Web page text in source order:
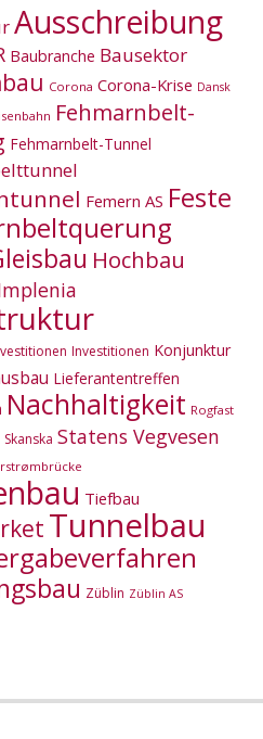
Ausschreibung
Baubranche Bausektor
Corona Corona-Krise Dansk
Fehmarnbelt-
Fehmarnbelt-Tunnel
Femern AS Feste
Hochbau
Investitionen Konjunktur
Lieferantentreffen
Nachhaltigkeit Rogfast
Skanska Statens Vegvesen
Tiefbau
Tunnelbau
Züblin Züblin AS